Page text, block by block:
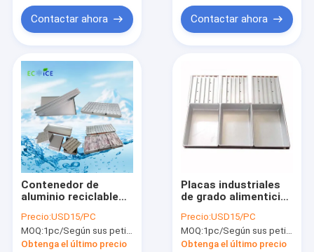
Productos
Sobre nosotros
Visita a la fábrica
Control de Calidad
Solicitar una cotización
bloque de 1 kg con
precio bajo para la
alimentos
Contactar ahora
contacto
Contactar ahora
Contenedor de
aluminio reciclable
10 kg, personalizado,
rectangular, de grado
alimenticio, para
Precio:USD15/PC
MOQ:1pc/Según sus peticiones
Obtenga el último precio
Placas industriales
de grado alimenticio
repuesto de grado
alimenticio de
aluminio congelado
Precio:USD15/PC
MOQ:1pc/Según sus peticiones
Obtenga el último precio